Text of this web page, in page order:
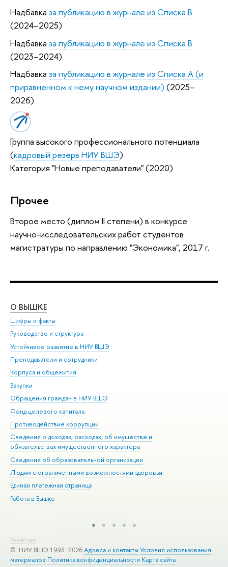
Надбавка за публикацию в журнале из Списка B
(2024–2025)
Надбавка за публикацию в журнале из Списка B
(2023–2024)
Надбавка за публикацию в журнале из Списка А (и
приравненном к нему научном издании) (2025–
2026)
Группа высокого профессионального потенциала
(кадровый резерв НИУ ВШЭ)
Категория "Новые преподаватели" (2020)
Прочее
Второе место (диплом II степени) в конкурсе
научно-исследовательских работ студентов
магистратуры по направлению "Экономика", 2017 г.
О ВЫШКЕ
Цифры и факты
Руководство и структура
Устойчивое развитие в НИУ ВШЭ
Преподаватели и сотрудники
Корпуса и общежития
Закупки
Обращения граждан в НИУ ВШЭ
Фонд целевого капитала
Противодействие коррупции
Сведения о доходах, расходах, об имуществе и
обязательствах имущественного характера
Сведения об образовательной организации
Людям с ограниченными возможностями здоровья
Единая платежная страница
Работа в Вышке
Редактору
© НИУ ВШЭ 1993–2026Адреса и контакты Условия использования
материалов Политика конфиденциальности Карта сайта